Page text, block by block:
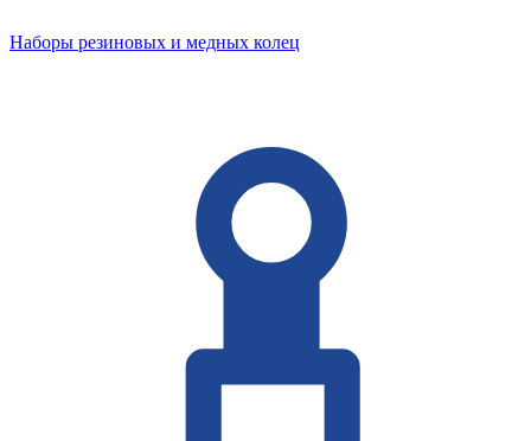
Наборы резиновых и медных колец